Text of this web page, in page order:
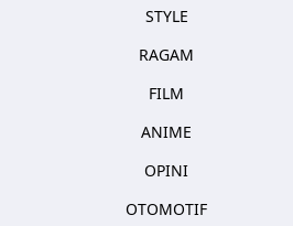
STYLE
RAGAM
FILM
ANIME
OPINI
OTOMOTIF